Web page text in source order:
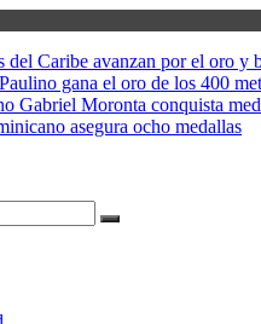
del Caribe avanzan por el oro y
gana el oro de los 400
Gabriel Moronta conquista
asegura ocho medallas